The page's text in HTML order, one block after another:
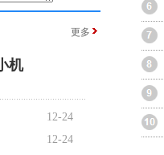
更多
机
12-24
12-24